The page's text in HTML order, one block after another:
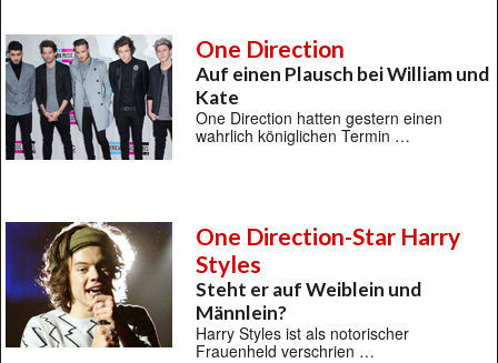
One Direction
Auf einen Plausch bei William und
Kate
One Direction hatten gestern einen
wahrlich königlichen Termin …
One Direction-Star Harry
Styles
Steht er auf Weiblein und
Männlein?
Harry Styles ist als notorischer
Frauenheld verschrien …